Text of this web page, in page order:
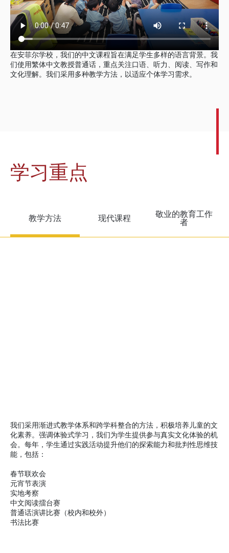
在安菲尔学校，我们的中文课程旨在满足学生多样的语言背景。我
们使用繁体中文教授普通话，重点关注口语、听力、阅读、写作和
文化理解。我们采用多种教学方法，以适应个体学习需求。
学习重点
教学方法 现代课程
敬业的教育工作
者
我们采用渐进式教学体系和跨学科整合的方法，积极培养儿童的文
化素养。强调体验式学习，我们为学生提供参与真实文化体验的机
会。每年，学生通过实践活动提升他们的探索能力和批判性思维技
能，包括：
春节联欢会
元宵节表演
实地考察
中文阅读擂台赛
普通话演讲比赛（校内和校外）
书法比赛